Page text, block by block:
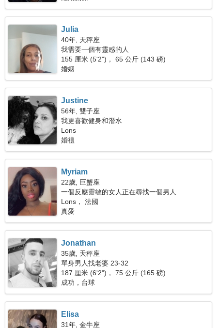
Julia
40年, 天秤座
我需要一個有靈感的人
155 厘米 (5'2")， 65 公斤 (143 磅)
婚姻
Justine
56年, 雙子座
我更喜歡健身和潛水
Lons
婚禮
Myriam
22歲, 巨蟹座
一個反應靈敏的女人正在尋找一個男人
Lons， 法國
真愛
Jonathan
35歲, 天秤座
單身男人找老婆 23-32
187 厘米 (6'2")， 75 公斤 (165 磅)
成功，台球
Elisa
31年, 金牛座